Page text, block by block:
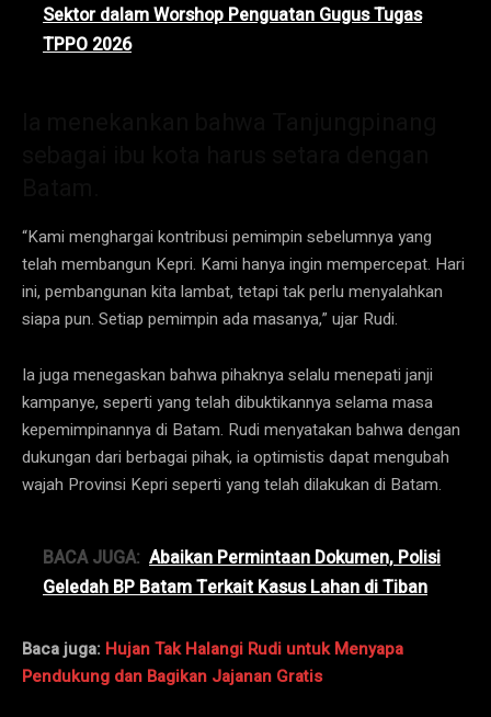
Sektor dalam Worshop Penguatan Gugus Tugas
TPPO 2026
“Kami menghargai kontribusi pemimpin sebelumnya yang
telah membangun Kepri. Kami hanya ingin mempercepat. Hari
ini, pembangunan kita lambat, tetapi tak perlu menyalahkan
siapa pun. Setiap pemimpin ada masanya,” ujar Rudi.
Ia juga menegaskan bahwa pihaknya selalu menepati janji
kampanye, seperti yang telah dibuktikannya selama masa
kepemimpinannya di Batam. Rudi menyatakan bahwa dengan
dukungan dari berbagai pihak, ia optimistis dapat mengubah
wajah Provinsi Kepri seperti yang telah dilakukan di Batam.
BACA JUGA: Abaikan Permintaan Dokumen, Polisi
Geledah BP Batam Terkait Kasus Lahan di Tiban
Baca juga: Hujan Tak Halangi Rudi untuk Menyapa
Pendukung dan Bagikan Jajanan Gratis